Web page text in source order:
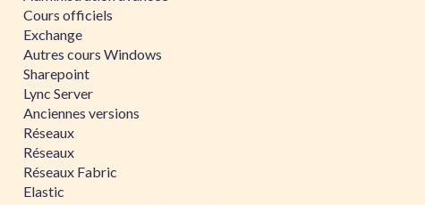
Cours officiels
Exchange
Autres cours Windows
Sharepoint
Lync Server
Anciennes versions
Réseaux
Réseaux
Réseaux Fabric
Elastic